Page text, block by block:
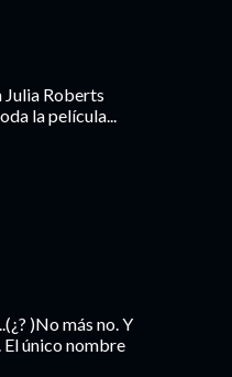
Julia Roberts
la película...
)No más no. Y
El único nombre